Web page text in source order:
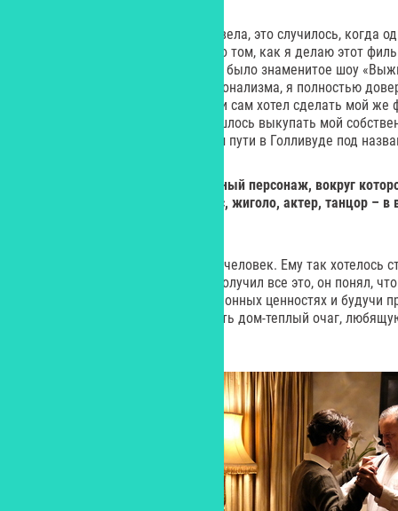
Но однажды интуиция меня подвела, это случилось, когда
я снимал документальное кино о том, как я делаю этот
продюсера, в резюме у которого было знаменитое шоу
Учитывая уровень его профессионализма, я полностью
обманом забрал весь материал и сам хотел сделать мой же
двух лет борьбы с ним, мне пришлось выкупать мой
документальную картину о моем пути в Голливуде под
Рудольф Валентино – сложный персонаж, вокруг
смерти кипели страсти. Ловелас, жиголо, актер, танцор –
– На мой взгляд, он несчастный человек. Ему так хотелось
любой ценой, однако, когда он получил все это, он понял,
счастья. Воспитанный в традиционных ценностях и будучи
Рудольф хотел, конечно же, иметь дом-теплый очаг,